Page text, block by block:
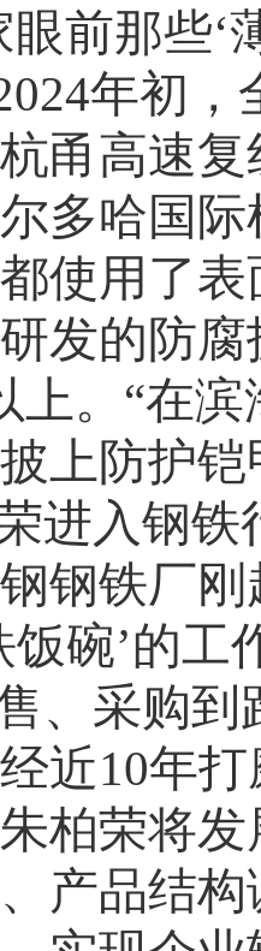
眼前那些‘
年初，
甬高速
多哈国
使用了
发的防
上。“在
上防护
进入钢铁
钢铁厂
饭碗’的
、采购
近10年打
柏荣将
产品结